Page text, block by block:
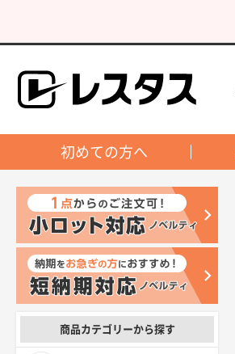
初めての方へ
商品カテゴリーから探す